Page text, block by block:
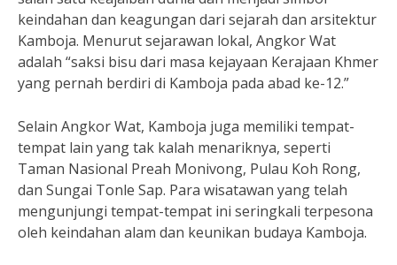
keindahan dan keagungan dari sejarah dan arsitektur
Kamboja. Menurut sejarawan lokal, Angkor Wat
adalah “saksi bisu dari masa kejayaan Kerajaan Khmer
yang pernah berdiri di Kamboja pada abad ke-12.”
Selain Angkor Wat, Kamboja juga memiliki tempat-
tempat lain yang tak kalah menariknya, seperti
Taman Nasional Preah Monivong, Pulau Koh Rong,
dan Sungai Tonle Sap. Para wisatawan yang telah
mengunjungi tempat-tempat ini seringkali terpesona
oleh keindahan alam dan keunikan budaya Kamboja.